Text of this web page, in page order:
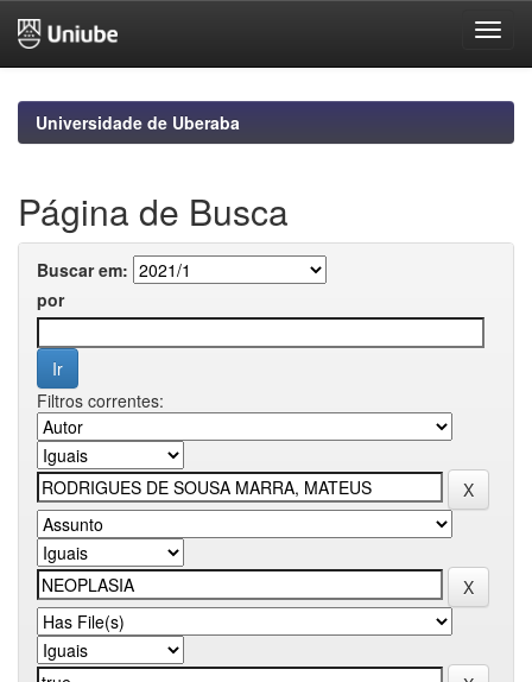
navigationUniversidade de Uberaba
Página de Busca
Buscar em:
por
Filtros correntes: